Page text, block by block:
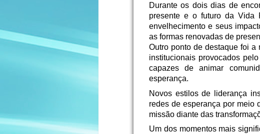
Durante os dois dias de
presente e o futuro da Vida
envelhecimento e seus
as formas renovadas de
Outro ponto de destaque foi
institucionais provocados
capazes de animar
esperança.
Novos estilos de liderança
redes de esperança por meio
missão diante das
Um dos momentos mais